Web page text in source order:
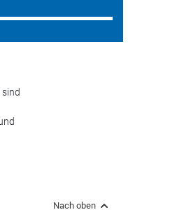
Nach oben